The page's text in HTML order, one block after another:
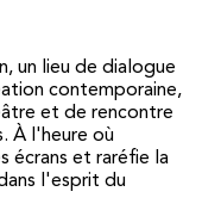
un lieu de dialogue
contemporaine,
et de rencontre
À l'heure où
écrans et raréfie la
l'esprit du